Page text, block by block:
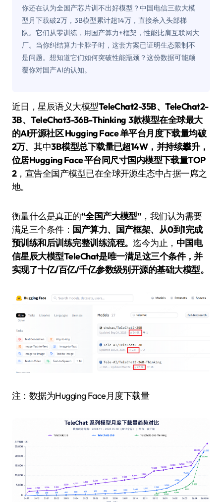
你还在认为全国产芯片训不出好模型？中国电信三款大模
型月下载破2万，3B模型累计超14万，直接杀入头部梯
队。它们从零训练，用国产算力+框架，性能比肩互联网大
厂。当你纠结算力卡脖子时，这套方案已证明生态限制不
是问题。想知道它们如何突破性能瓶颈？这份数据可能颠
覆你对国产AI的认知。
近日，星辰语义大模型TeleChat2-35B、TeleChat2-
3B、TeleChat3-36B-Thinking 3款模型在全球最大
的AI开源社区 Hugging Face单平台月度下载量均破
2万。其中3B模型总下载量已超14W，并持续攀升，
位居Hugging Face 平台同尺寸国内模型下载量TOP
2，宣告全国产模型已在全球开源生态中占据一席之
地。
衡量什么是真正的“全国产大模型” ，我们认为需要
满足三个条件： 国产算力、国产框架、从0到1完成
预训练和后训练完整训练流程。迄今为止， 中国电
信星辰大模型TeleChat是唯一满足这三个条件，并
实现了十亿/百亿/千亿参数级别开源的基础大模型。
注：数据为Hugging Face月度下载量